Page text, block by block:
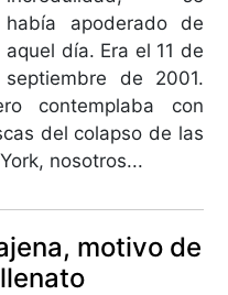
había apoderado de
aquel día. Era el 11 de
septiembre de 2001.
contemplaba con
del colapso de las
nosotros...
motivo de